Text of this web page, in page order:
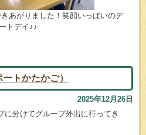
あがりました！笑顔いっぱいのデ
トデイ♪♪
トかたかご）
2025年12月26日
に分けてグループ外出に行ってき